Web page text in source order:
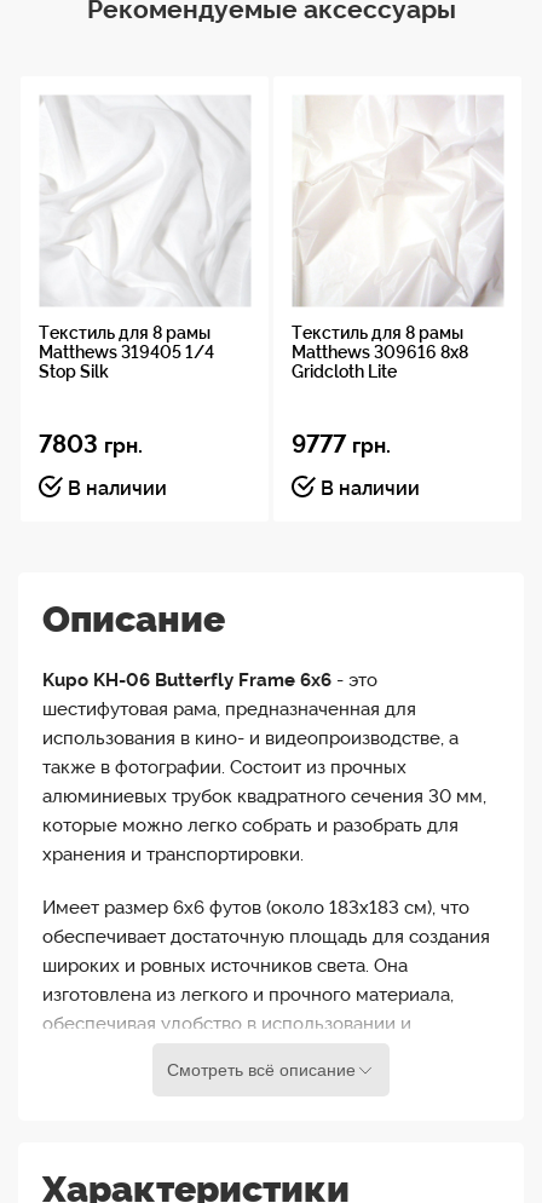
Рекомендуемые аксессуары
Текстиль для 8 рамы
Matthews 319405 1/4
Stop Silk
7803 грн.
В наличии
Текстиль для 8 рамы
Matthews 309616 8x8
Gridcloth Lite
9777 грн.
В наличии
Описание
Kupo KH-06 Butterfly Frame 6x6 - это
шестифутовая рама, предназначенная для
использования в кино- и видеопроизводстве, а
также в фотографии. Состоит из прочных
алюминиевых трубок квадратного сечения 30 мм,
которые можно легко собрать и разобрать для
хранения и транспортировки.
Имеет размер 6x6 футов (около 183х183 см), что
обеспечивает достаточную площадь для создания
широких и ровных источников света. Она
изготовлена из легкого и прочного материала,
обеспечивая удобство в использовании и
алюминиевых труб квадратного сечения.
прочную квадратную раму из 4-х алюминиевых
Смотреть всё описание
Характеристики